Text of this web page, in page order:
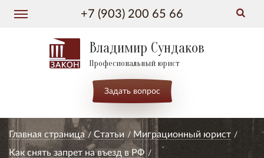
+7 (903) 200 65 66
Владимир Сундаков
Професиональный юрист
Задать вопрос
Главная страница Статьи
Миграционный юрист
Как снять запрет на въезд в РФ